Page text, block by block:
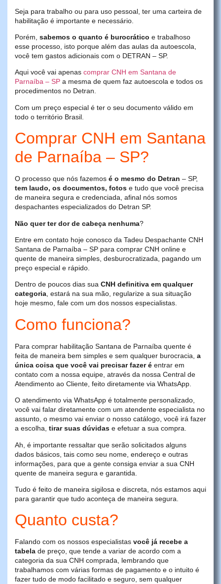
Seja para trabalho ou para uso pessoal, ter uma carteira de
habilitação é importante e necessário.
Porém, sabemos o quanto é burocrático e trabalhoso
esse processo, isto porque além das aulas da autoescola,
você tem gastos adicionais com o DETRAN – SP.
Aqui você vai apenas comprar CNH em Santana de
Parnaíba – SP a mesma de quem faz autoescola e todos os
procedimentos no Detran.
Com um preço especial é ter o seu documento válido em
todo o território Brasil.
Comprar CNH em Santana
de Parnaíba – SP?
O processo que nós fazemos é o mesmo do Detran – SP,
tem laudo, os documentos, fotos e tudo que você precisa
de maneira segura e credenciada, afinal nós somos
despachantes especializados do Detran SP.
Não quer ter dor de cabeça nenhuma?
Entre em contato hoje conosco da Tadeu Despachante CNH
Santana de Parnaíba – SP para comprar CNH online e
quente de maneira simples, desburocratizada, pagando um
preço especial e rápido.
Dentro de poucos dias sua CNH definitiva em qualquer
categoria, estará na sua mão, regularize a sua situação
hoje mesmo, fale com um dos nossos especialistas.
Como funciona?
Para comprar habilitação Santana de Parnaíba quente é
feita de maneira bem simples e sem qualquer burocracia, a
única coisa que você vai precisar fazer é entrar em
contato com a nossa equipe, através da nossa Central de
Atendimento ao Cliente, feito diretamente via WhatsApp.
O atendimento via WhatsApp é totalmente personalizado,
você vai falar diretamente com um atendente especialista no
assunto, o mesmo vai enviar o nosso catálogo, você irá fazer
a escolha, tirar suas dúvidas e efetuar a sua compra.
Ah, é importante ressaltar que serão solicitados alguns
dados básicos, tais como seu nome, endereço e outras
informações, para que a gente consiga enviar a sua CNH
quente de maneira segura e garantida.
Tudo é feito de maneira sigilosa e discreta, nós estamos aqui
para garantir que tudo aconteça de maneira segura.
Quanto custa?
Falando com os nossos especialistas você já recebe a
tabela de preço, que tende a variar de acordo com a
categoria da sua CNH comprada, lembrando que
trabalhamos com várias formas de pagamento e o intuito é
fazer tudo de modo facilitado e seguro, sem qualquer